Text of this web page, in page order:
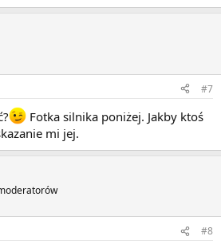
#7
Fotka silnika poniżej. Jakby ktoś
mi jej.
#8